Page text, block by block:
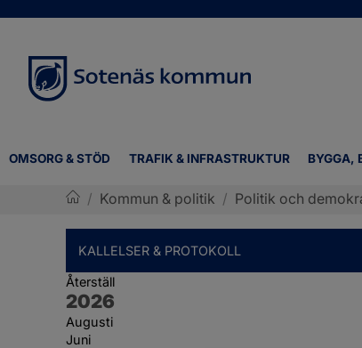
OMSORG & STÖD TRAFIK & INFRASTRUKTUR BYGGA,
/ Kommun & politik / Politik och
KALLELSER & PROTOKOLL
Återställ
År:
2026
Augusti
Juni